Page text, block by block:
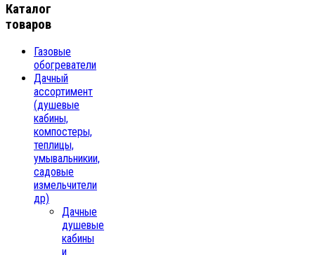
Каталог
товаров
Газовые
обогреватели
Дачный
ассортимент
(душевые
кабины,
компостеры,
теплицы,
умывальникии,
садовые
измельчители
др)
Дачные
душевые
кабины
и